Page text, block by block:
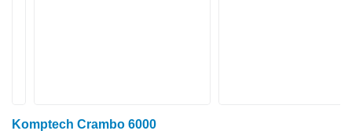
Komptech Crambo 6000